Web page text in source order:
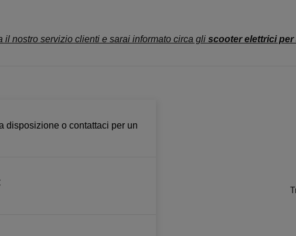
nostro servizio clienti e sarai informato circa gli scooter elettrici
disposizione o contattaci per un